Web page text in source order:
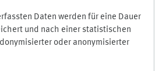
Daten werden für eine Dauer
und nach einer statistischen
oder anonymisierter